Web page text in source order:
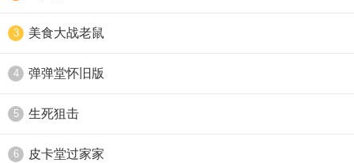
3 美食大战老鼠
4 弹弹堂怀旧版
5 生死狙击
6 皮卡堂过家家